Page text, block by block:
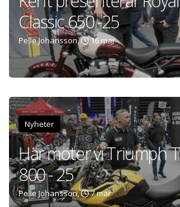
Classic 650 -25
Pelle Johansson, 16 mar
Nyheter
Här möter vi Triumph
800 - 25
Pelle Johansson, 7 mar